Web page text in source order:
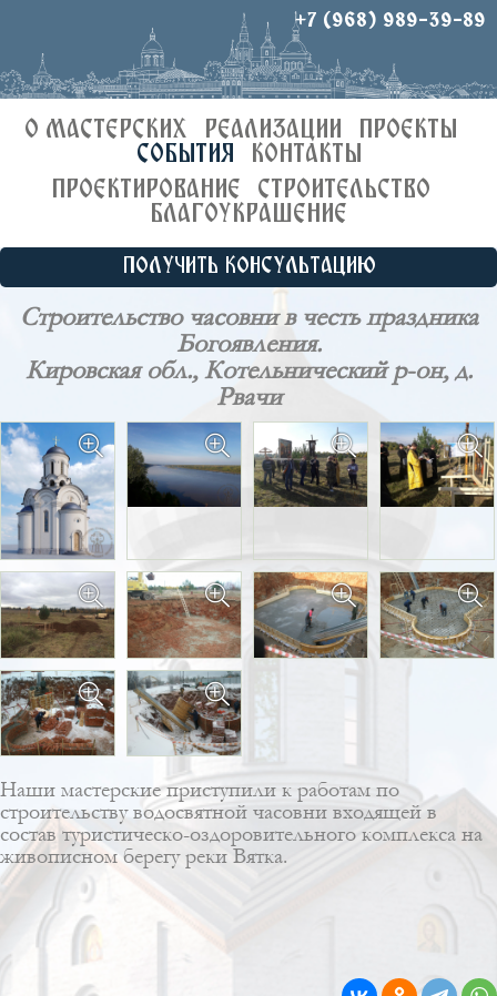
+7 (968) 989-39-89
О МАСТЕРСКИХ РЕАЛИЗАЦИИ
ПРОЕКТЫ
СОБЫТИЯ
КОНТАКТЫ
ПРОЕКТИРОВАНИЕ
СТРОИТЕЛЬСТВО
БЛАГОУКРАШЕНИЕ
ПОЛУЧИТЬ КОНСУЛЬТАЦИЮ
Строительство часовни в честь праздника
Богоявления.
Кировская обл., Котельнический р-он, д.
Рвачи
Наши мастерские приступили к работам по
строительству водосвятной часовни входящей в
состав туристическо-оздоровительного комплекса на
живописном берегу реки Вятка.